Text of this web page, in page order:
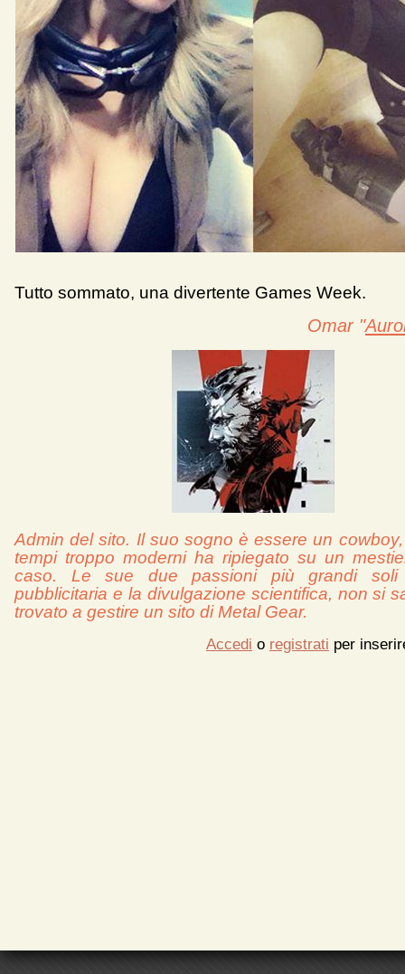
Tutto sommato, una divertente Games Week.
Omar "
Admin del sito. Il suo sogno è essere un
tempi troppo moderni ha ripiegato su un
caso. Le sue due passioni più grandi soli
pubblicitaria e la divulgazione scientifica, non si
trovato a gestire un sito di Metal Gear.
Accedi o registrati per